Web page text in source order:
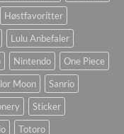
Høstfavoritter
Lulu Anbefaler
Nintendo
One Piece
Moon
Sanrio
Sticker
Totoro